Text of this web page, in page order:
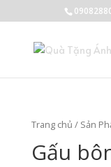
Trang chủ / Sản
Gấu